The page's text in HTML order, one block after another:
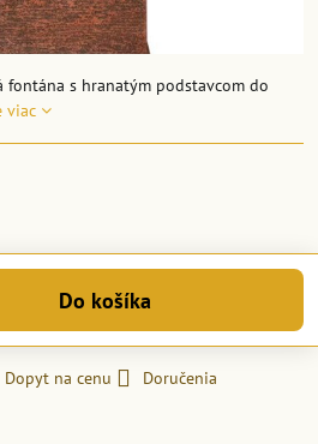
fontána s hranatým podstavcom do
viac
Do košíka
Dopyt na cenu
Doručenia